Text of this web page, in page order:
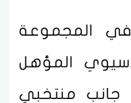
في المجموعة
المؤهل
2026، إلى جانب منتخبي